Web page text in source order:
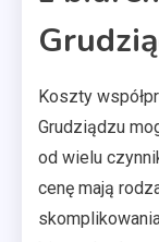
Koszty
Grudziądzu
od wielu
cenę mają